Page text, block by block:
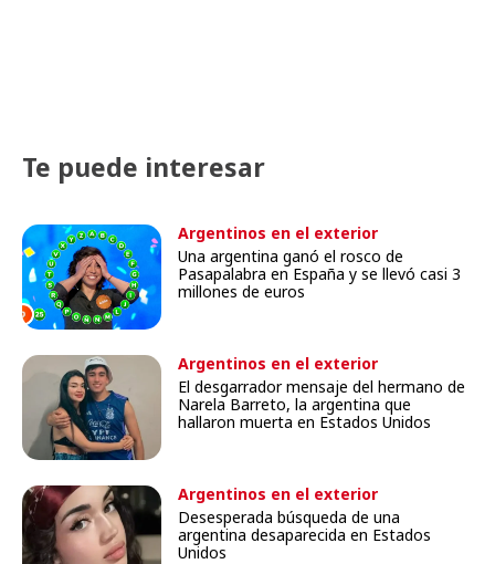
Te puede interesar
Argentinos en el exterior
Una argentina ganó el rosco de
Pasapalabra en España y se llevó casi 3
millones de euros
Argentinos en el exterior
El desgarrador mensaje del hermano de
Narela Barreto, la argentina que
hallaron muerta en Estados Unidos
Argentinos en el exterior
Desesperada búsqueda de una
argentina desaparecida en Estados
Unidos